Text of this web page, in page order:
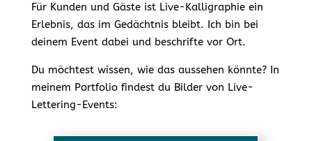
Für Kunden und Gäste ist Live-Kalligraphie ein
Erlebnis, das im Gedächtnis bleibt. Ich bin bei
deinem Event dabei und beschrifte vor Ort.
Du möchtest wissen, wie das aussehen könnte? In
meinem Portfolio findest du Bilder von Live-
Lettering-Events: